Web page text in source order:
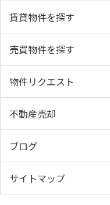
賃貸物件を探す
売買物件を探す
物件リクエスト
不動産売却
ブログ
サイトマップ